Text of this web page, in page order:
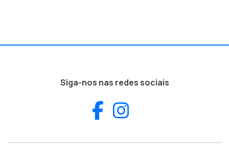
Siga-nos nas redes sociais
Facebook